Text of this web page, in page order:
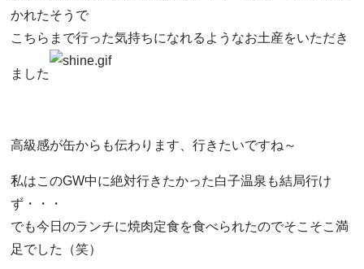
かれたそうで
こちらまで行った気持ちになれるようなお土産をいただき
ました
高級感が缶からも伝わります、行きたいですね～
私はこのGW中に絶対行きたかった白子温泉も結局行け
ず・・・
でも今日のランチに焼肉定食を食べられたのでそこそこ満
足でした（笑）